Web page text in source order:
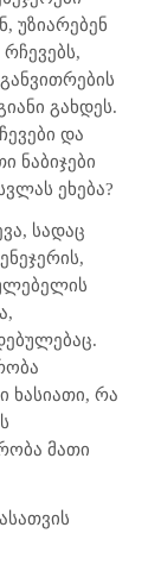
უზიარებენ
რჩევებს,
გახდეს.
და
ნაბიჯები
ეხება?
სადაც
ხასიათი, რა
მათი